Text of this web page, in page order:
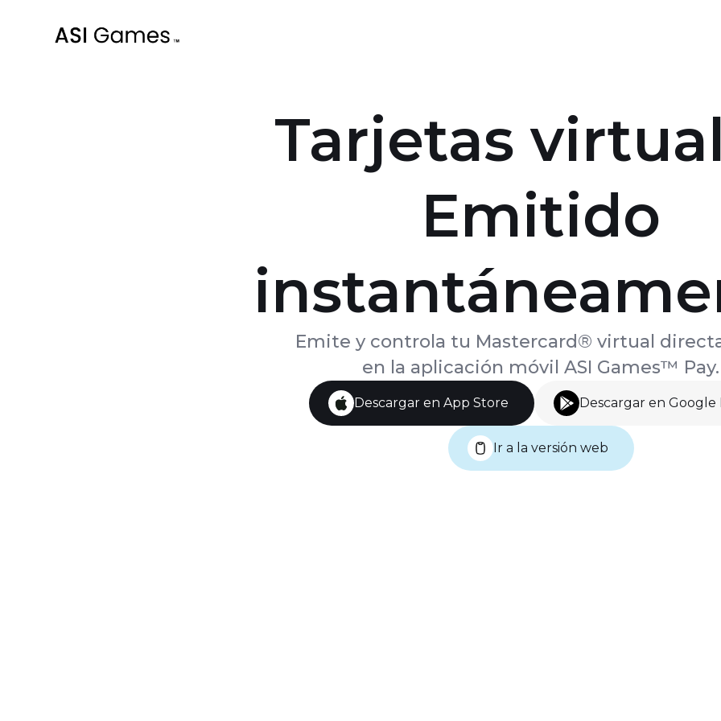
Tarjetas
Emitido
Emite y controla tu Mastercard® virtual
en la aplicación móvil ASI Games™ Pay.
Descargar en App Store Descargar en Google
Ir a la versión web